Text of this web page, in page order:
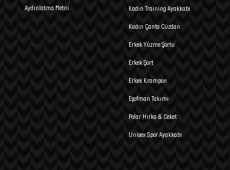
Aydınlatma Metni
Kadın Training Ayakkabı
Kadın Çanta Cüzdan
Erkek Yüzme Şortu
Erkek Şort
Erkek Krampon
Eşofman Takımı
Polar Hırka & Ceket
Unisex Spor Ayakkabı